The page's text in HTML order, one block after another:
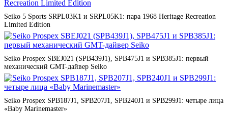
Seiko 5 Sports SRPL03K1 и SRPL05K1: пара 1968 Heritage Recreation
Limited Edition
Seiko Prospex SBEJ021 (SPB439J1), SPB475J1 и SPB385J1: первый
механический GMT-дайвер Seiko
Seiko Prospex SPB187J1, SPB207J1, SPB240J1 и SPB299J1: четыре лица
«Baby Marinemaster»